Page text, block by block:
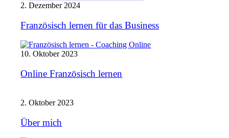
2. Dezember 2024
Französisch lernen für das Business
10. Oktober 2023
Online Französisch lernen
2. Oktober 2023
Über mich